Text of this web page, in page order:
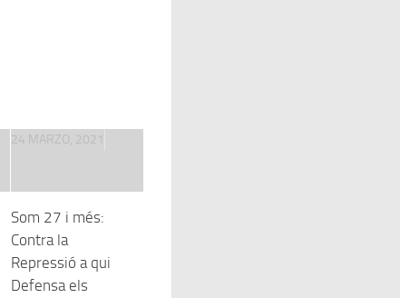
Som 27 i més:
Contra la
Repressió a qui
Defensa els
24 MARZO, 2021